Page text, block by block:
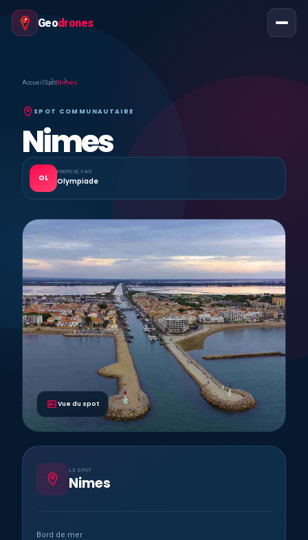
Geodrones
Accueil Spot Nimes
SPOT COMMUNAUTAIRE
Nimes
OL
PROPOSÉ PAR
Olympiade
Vue du spot
LE SPOT
Nimes
Bord de mer